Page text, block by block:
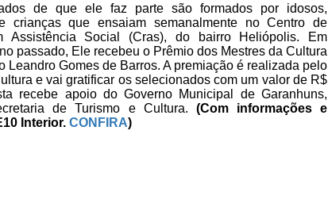
de que ele faz parte são formados por idosos,
crianças que ensaiam semanalmente no Centro de
Assistência Social (Cras), do bairroHeliópolis. Em
passado, Ele recebeu o Prêmio dos Mestres da Cultura
Leandro Gomes de Barros. A premiação é realizada pelo
e vai gratificar os selecionados com um valor de R$
recebe apoio do Governo Municipal de Garanhuns,
de Turismo e Cultura. (Cominformações e
Interior. CONFIRA)